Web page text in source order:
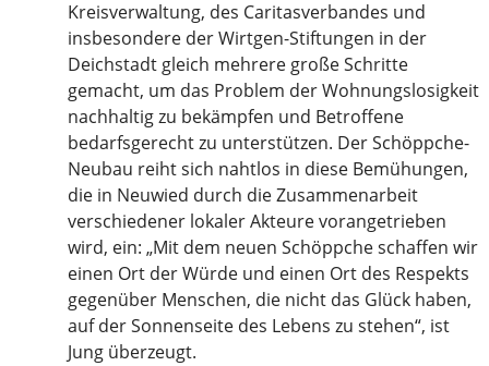
Kreisverwaltung, des Caritasverbandes und
insbesondere der Wirtgen-Stiftungen in der
Deichstadt gleich mehrere große Schritte
gemacht, um das Problem der Wohnungslosigkeit
nachhaltig zu bekämpfen und Betroffene
bedarfsgerecht zu unterstützen. Der Schöppche-
Neubau reiht sich nahtlos in diese Bemühungen,
die in Neuwied durch die Zusammenarbeit
verschiedener lokaler Akteure vorangetrieben
wird, ein: „Mit dem neuen Schöppche schaffen wir
einen Ort der Würde und einen Ort des Respekts
gegenüber Menschen, die nicht das Glück haben,
auf der Sonnenseite des Lebens zu stehen“, ist
Jung überzeugt.